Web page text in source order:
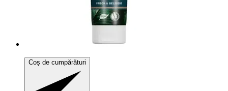
Coș de cumpărături